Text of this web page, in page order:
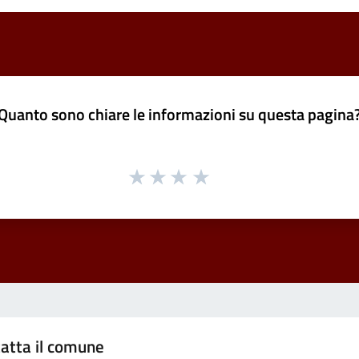
sono chiare le informazioni su questa
il comune